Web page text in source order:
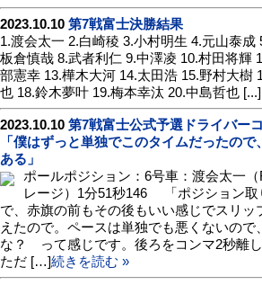
2023.10.10 第7戦富士決勝結果
1.渡会太一 2.白崎稜 3.小村明生 4.元山泰成
板倉慎哉 8.武者利仁 9.中澤凌 10.村田将輝
部憲幸 13.樺木大河 14.太田浩 15.野村大樹
也 18.鈴木夢叶 19.梅本幸汰 20.中島哲也 [...]
2023.10.10 第7戦富士公式予選ドライバー
「僕はずっと単独でこのタイムだったの
ある」
ポールポジション：6号車：渡会太一
レージ）1分51秒146 「ポジション取
で、赤旗の前もその後もいい感じでスリッ
えたので。ペースは単独でも悪くないので
な？ って感じです。後ろをコンマ2秒離し
ただ […]続きを読む »